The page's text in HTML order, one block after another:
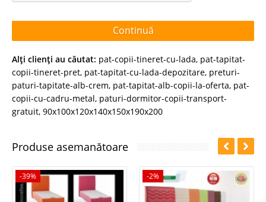
Continuă
Alţi clienţi au căutat: pat-copii-tineret-cu-lada, pat-tapitat-
copii-tineret-pret, pat-tapitat-cu-lada-depozitare, preturi-
paturi-tapitate-alb-crem, pat-tapitat-alb-copii-la-oferta, pat-
copii-cu-cadru-metal, paturi-dormitor-copii-transport-
gratuit, 90x100x120x140x150x190x200
Produse asemanătoare
-39% -2%